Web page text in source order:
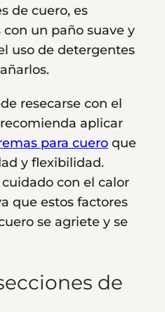
de cuero, es
un paño suave y
uso de detergentes
resecarse con el
aplicar
para cuero que
y flexibilidad.
con el calor
que estos factores
se agriete y se
de